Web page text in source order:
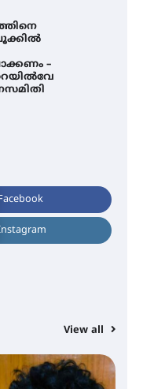
–
View all
ബാലൻ
ചാരിറ്റബിൾ
വാർഷിക